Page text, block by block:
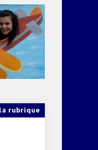
rubrique